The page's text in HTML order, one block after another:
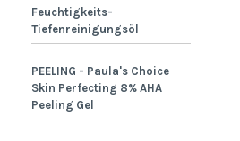
Feuchtigkeits-
Tiefenreinigungsöl
PEELING - Paula's Choice
Skin Perfecting 8% AHA
Peeling Gel